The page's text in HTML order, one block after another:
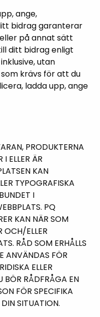
ange,
bidrag garanterar
på annat sätt
ditt bidrag enligt
utan
krävs för att du
ladda upp, ange
PRODUKTERNA
ELLER ÄR
KAN
TYPOGRAFISKA
I
PQ
KAN NÄR SOM
OCH/ELLER
RÅD SOM ERHÅLLS
ANVÄNDAS FÖR
ELLER
BÖR RÅDFRÅGA EN
FÖR SPECIFIKA
SITUATION.